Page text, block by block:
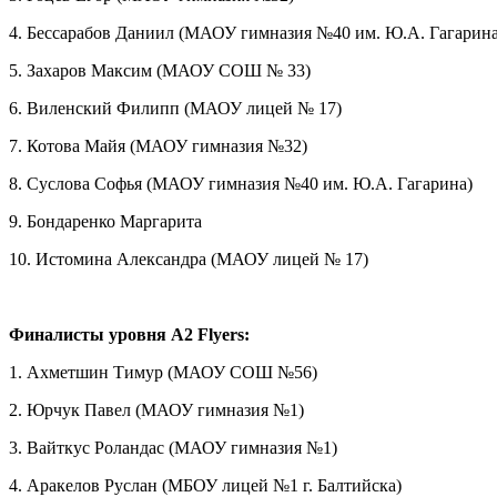
4. Бессарабов Даниил (МАОУ гимназия №40 им. Ю.А.
5. Захаров Максим (МАОУ СОШ № 33)
6. Виленский Филипп (МАОУлицей № 17)
7. Котова Майя (МАОУ гимназия №32)
8. Суслова Софья (МАОУ гимназия №40 им. Ю.А. Гагарина)
9. Бондаренко Маргарита
10. Истомина Александра (МАОУ лицей № 17)
Финалисты уровня A2 Flyers:
1. Ахметшин Тимур (МАОУ СОШ №56)
2. Юрчук Павел (МАОУ гимназия №1)
3. Вайткус Роландас (МАОУ гимназия №1)
4. Аракелов Руслан (МБОУ лицей №1 г. Балтийска)